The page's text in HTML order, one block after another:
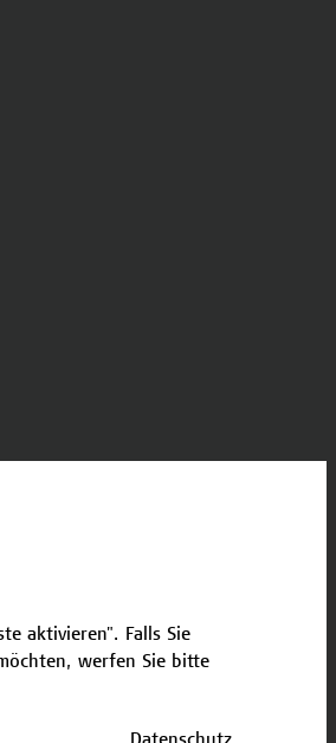
aktivieren". Falls Sie
werfen Sie bitte